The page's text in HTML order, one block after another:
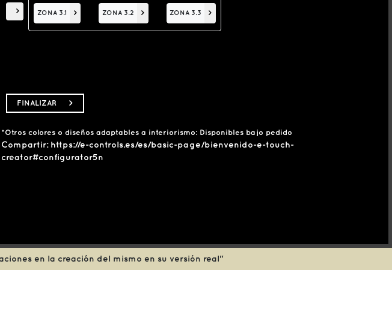
> ZONA 3.1 > ZONA 3.2 > ZONA 3.3 >
FINALIZAR >
*Otros colores o diseños adaptables a interiorismo: Disponibles bajo pedido
Compartir: https://e-controls.es/es/basic-page/bienvenido-e-touch-
creator#configurator5n
en la creación del mismo en su versión real"